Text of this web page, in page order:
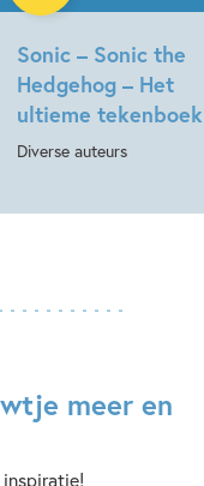
Sonic – Sonic the
Hedgehog – Het
ultieme tekenboek
Diverse auteurs
meer en